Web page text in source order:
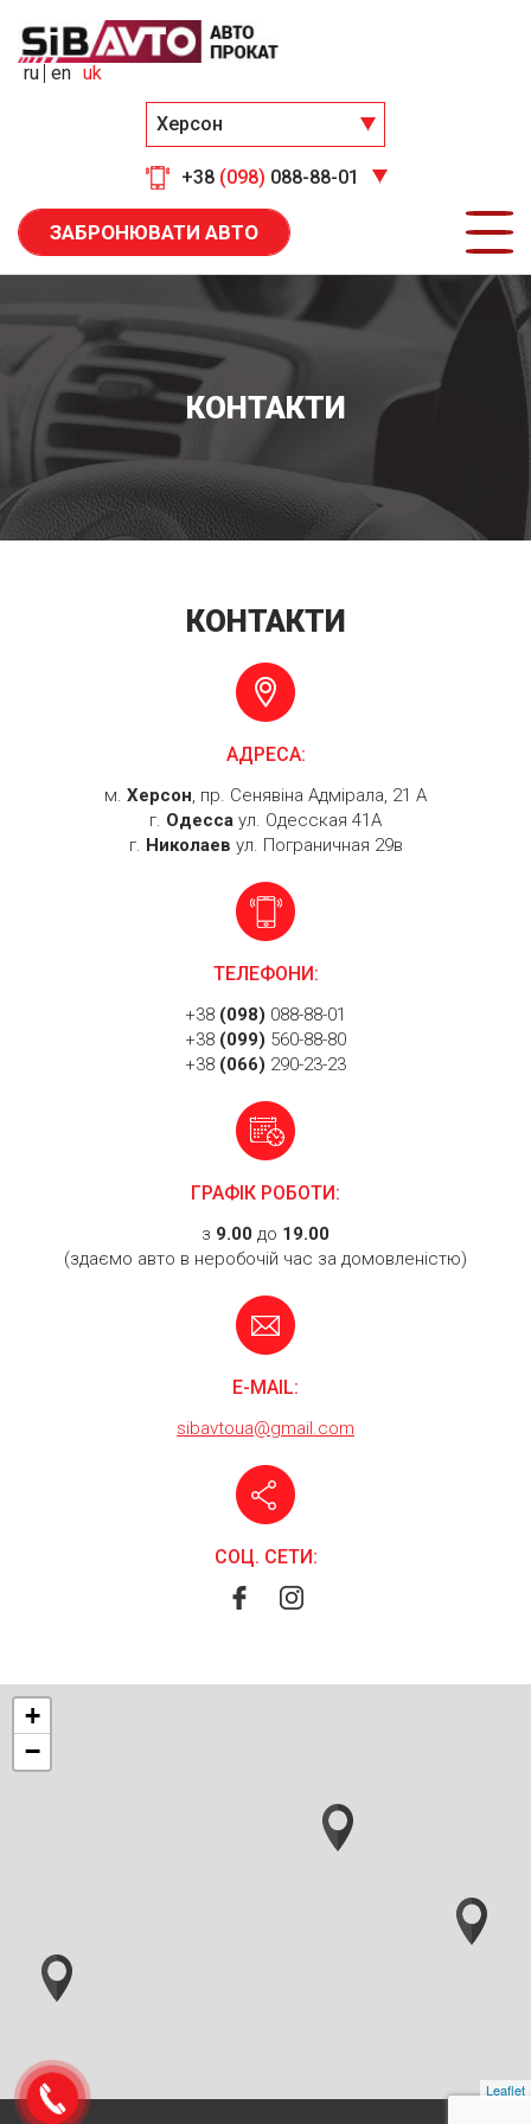
Херсон
+38 (098) 088-88-01
ru en uk
ЗАБРОНЮВАТИ АВТО
КОНТАКТИ
КОНТАКТИ
АДРЕСА:
м. Херсон, пр. Сенявіна Адмірала, 21 А
г. Одесса ул. Одесская 41А
г. Николаев ул. Пограничная 29в
ТЕЛЕФОНИ:
+38 (098) 088-88-01
+38 (099) 560-88-80
+38 (066) 290-23-23
ГРАФІК РОБОТИ:
з 9.00 до 19.00
(здаємо авто в неробочій час за домовленістю)
E-MAIL:
sibavtoua@gmail.com
СОЦ. СЕТИ:
+
−
Leaflet